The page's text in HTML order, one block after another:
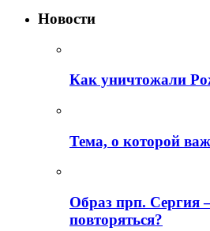
Новости
Как уничтожали
Тема, о которой
Образ прп. Сергия
повторяться?